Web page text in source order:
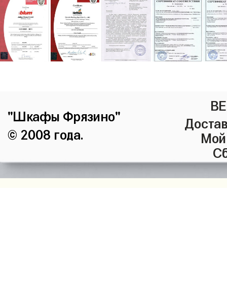
"Шкафы Фрязино"
© 2008 года.